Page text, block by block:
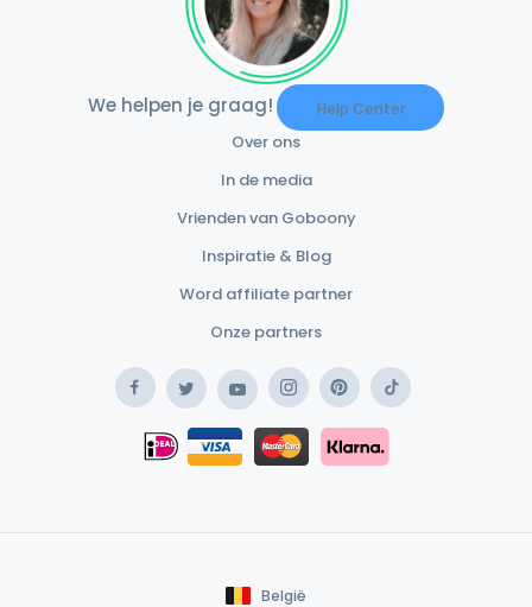
We helpen je graag! Help Center
Over ons
In de media
Vrienden van Goboony
Inspiratie & Blog
Word affiliate partner
Onze partners
FacebookTwitterYouTubeInstagramPinterestTikTok
iDEAL
Safe Payment Card
Safe Payment Klarna
België